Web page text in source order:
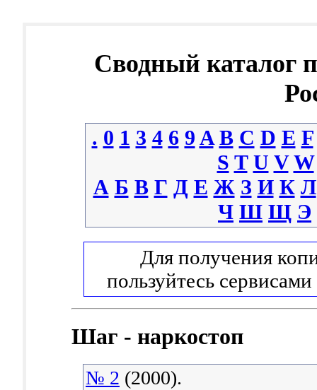
Сводный каталог
. 0 1 3 4 6 9 A B C D E F
S T U V W
А Б В Г Д Е Ж З И К Л
Ч Ш Щ Э
Для получения
пользуйтесь сервисами
Шаг - наркостоп
№ 2 (2000).